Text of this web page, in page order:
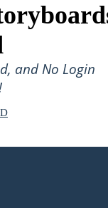
and No Login